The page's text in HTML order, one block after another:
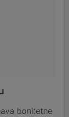
bonitetne